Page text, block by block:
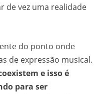
de vez uma realidade
do ponto onde
de expressão musical.
e isso é
para ser